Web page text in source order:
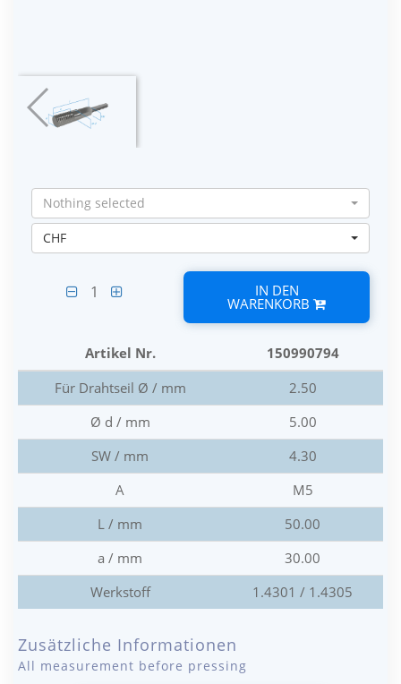
Nothing selected
CHF
1 IN DEN
WARENKORB
Artikel Nr.
150990794
Für Drahtseil Ø / mm
2.50
Ø d / mm
5.00
SW / mm
4.30
A
M5
L / mm
50.00
a / mm
30.00
Werkstoff
1.4301 / 1.4305
Zusätzliche Informationen
All measurement before pressing